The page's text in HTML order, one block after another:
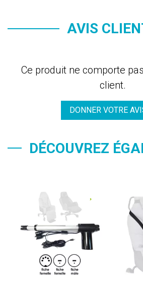
AVIS
Ce produit ne comporte
client.
DONNER VOTRE
DÉCOUVREZ